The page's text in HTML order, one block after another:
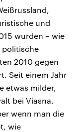
und
wurden – wie
politische
2010 gegen
Seit einem Jahr
etwas milder,
bei Viasna.
wenn man die
wie